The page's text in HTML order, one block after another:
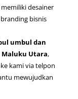
desainer
bisnis
umbul dan
Utara,
kami via telpon
mewujudkan